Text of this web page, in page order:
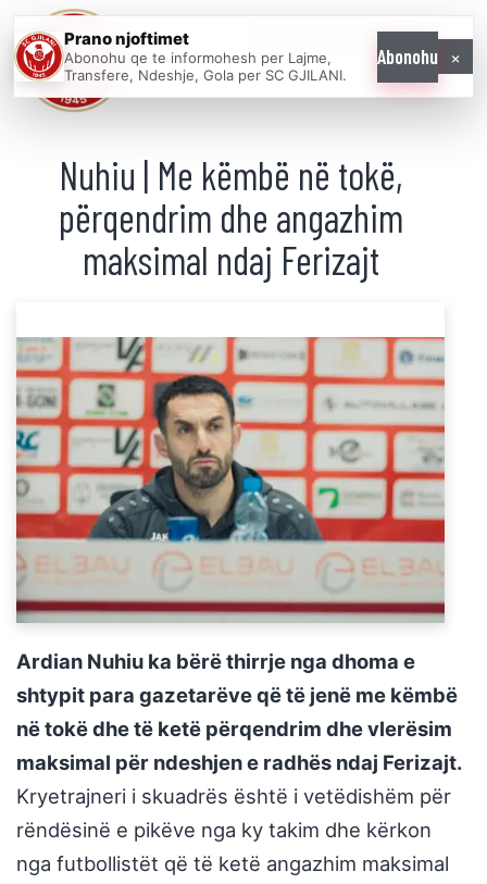
ONE
Nuhiu | Me këmbë në tokë,
përqendrim dhe angazhim
maksimal ndaj Ferizajt
Ardian Nuhiu ka bërë thirrje nga dhoma e
shtypit para gazetarëve që të jenë me këmbë
në tokë dhe të ketë përqendrim dhe vlerësim
maksimal për ndeshjen e radhës ndaj Ferizajt.
Kryetrajneri i skuadrës është i vetëdishëm për
rëndësinë e pikëve nga ky takim dhe kërkon
nga futbollistët që të ketë angazhim maksimal
Prano njoftimet
Abonohu qe te informohesh per Lajme,
Transfere, Ndeshje, Gola per SC GJILANI.
Abonohu ×